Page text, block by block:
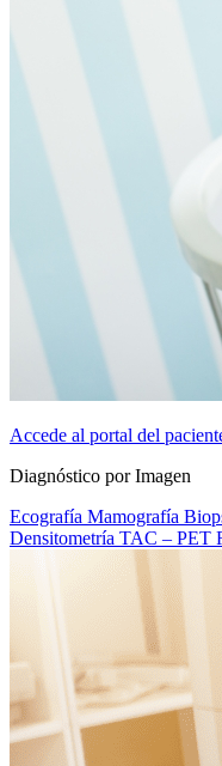
Accede al portal del
Diagnóstico por Imagen
Ecografía Mamografía
Densitometría TAC – PET